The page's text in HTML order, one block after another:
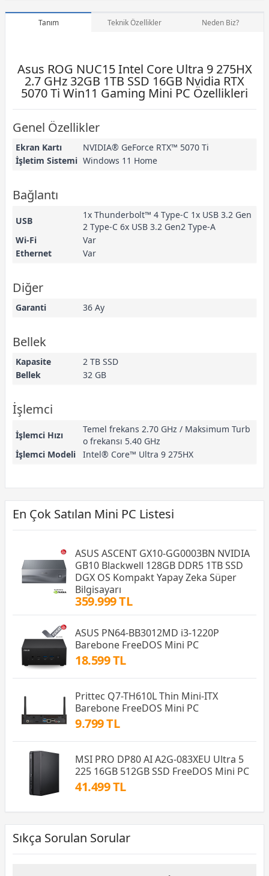
Tanım Teknik Özellikler Neden Biz?
Asus ROG NUC15 Intel Core Ultra 9 275HX
2.7 GHz 32GB 1TB SSD 16GB Nvidia RTX
5070 Ti Win11 Gaming Mini PC Özellikleri
Genel Özellikler
Ekran Kartı
NVIDIA® GeForce RTX™ 5070 Ti
İşletim Sistemi Windows 11 Home
Bağlantı
USB
1x Thunderbolt™ 4 Type-C 1x USB 3.2 Gen
2 Type-C 6x USB 3.2 Gen2 Type-A
Wi-Fi
Var
Ethernet
Var
Diğer
Garanti 36 Ay
Bellek
Kapasite
2 TB SSD
Bellek
32 GB
İşlemci
İşlemci Hızı
Temel frekans 2.70 GHz / Maksimum Turb
o frekansı 5.40 GHz
İşlemci Modeli
Intel® Core™ Ultra 9 275HX
En Çok Satılan Mini PC Listesi
ASUS ASCENT GX10-GG0003BN NVIDIA
GB10 Blackwell 128GB DDR5 1TB SSD
DGX OS Kompakt Yapay Zeka Süper
Bilgisayarı
359.999 TL
ASUS PN64-BB3012MD i3-1220P
Barebone FreeDOS Mini PC
18.599 TL
Prittec Q7-TH610L Thin Mini-ITX
Barebone FreeDOS Mini PC
9.799 TL
MSI PRO DP80 AI A2G-083XEU Ultra 5
225 16GB 512GB SSD FreeDOS Mini PC
41.499 TL
Sıkça Sorulan Sorular